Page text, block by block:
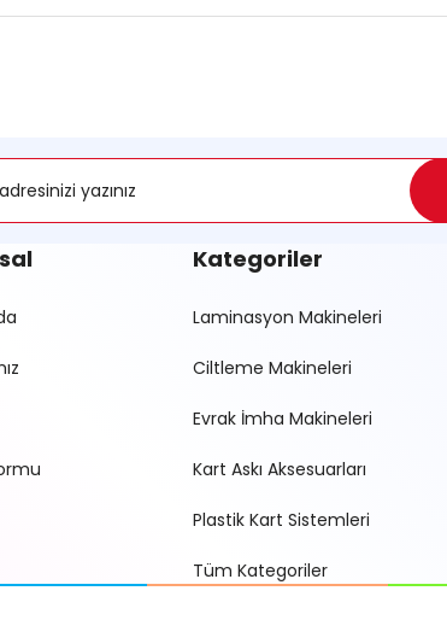
Kategoriler
Laminasyon Makineleri
Ciltleme Makineleri
Evrak İmha Makineleri
Kart Askı Aksesuarları
Plastik Kart Sistemleri
Tüm Kategoriler